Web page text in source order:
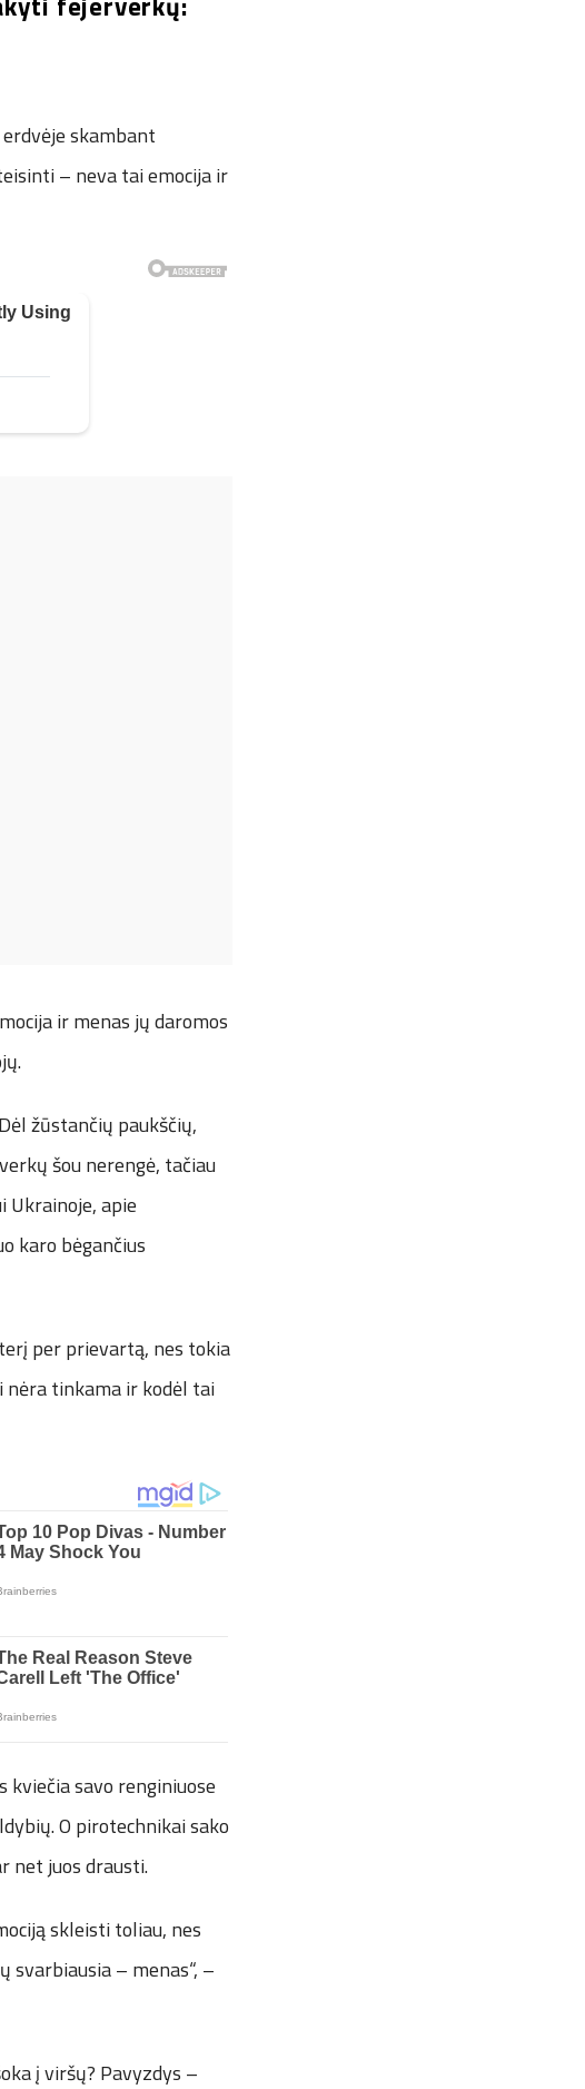
skambant
– neva tai emocija ir
ir menas jų daromos
žūstančių paukščių,
šou nerengė, tačiau
Ukrainoje, apie
karo bėgančius
per prievartą, nes tokia
nėra tinkama ir kodėl tai
kviečia savo renginiuose
O pirotechnikai sako
net juos drausti.
skleisti toliau, nes
svarbiausia – menas“, –
į viršų? Pavyzdys –